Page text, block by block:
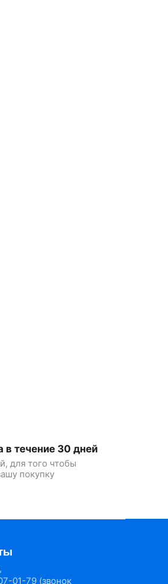
в течение 30 дней
для того чтобы
покупку
01-79 (звонок